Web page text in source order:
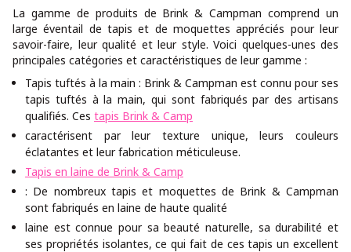
La gamme de produits de Brink & Campman comprend un
large éventail de tapis et de moquettes appréciés pour leur
savoir-faire, leur qualité et leur style. Voici quelques-unes des
principales catégories et caractéristiques de leur gamme :
Tapis tuftés à la main : Brink & Campman est connu pour ses
tapis tuftés à la main, qui sont fabriqués par des artisans
qualifiés. Ces tapis Brink & Camp
caractérisent par leur texture unique, leurs couleurs
éclatantes et leur fabrication méticuleuse.
Tapis en laine de Brink & Camp
: De nombreux tapis et moquettes de Brink & Campman
sont fabriqués en laine de haute qualité
laine est connue pour sa beauté naturelle, sa durabilité et
ses propriétés isolantes, ce qui fait de ces tapis un excellent